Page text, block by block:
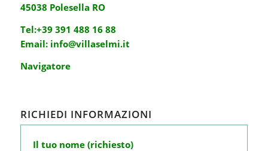
45038 Polesella RO
Tel:+39 391 488 16 88
Email: info@villaselmi.it
Navigatore
RICHIEDI INFORMAZIONI
Il tuo nome (richiesto)